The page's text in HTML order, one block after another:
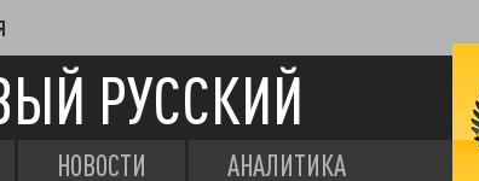
РУССКИЙ
НОВОСТИ АНАЛИТИКА